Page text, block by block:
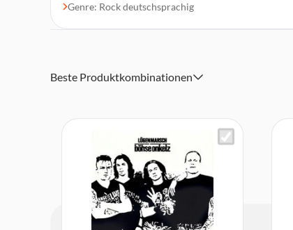
Genre: Rock deutschsprachig
Beste Produktkombinationen